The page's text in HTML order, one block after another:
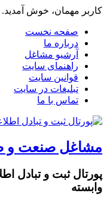
کاربر مهمان، خوش آمدید.
صفحه نخست
درباره ما
آرشیو مشاغل
راهنمای سایت
قوانین سایت
تبلیغات در سایت
تماس با ما
مشاغل صنعت و
پورتال ثبت و تبادل
وابسته